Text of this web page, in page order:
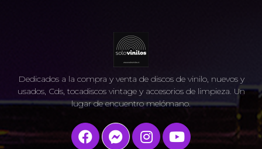
Dedicados a la compra y venta de discos de vinilo, nuevos y
usados, Cds, tocadiscos vintage y accesorios de limpieza. Un
lugar de encuentro melómano.